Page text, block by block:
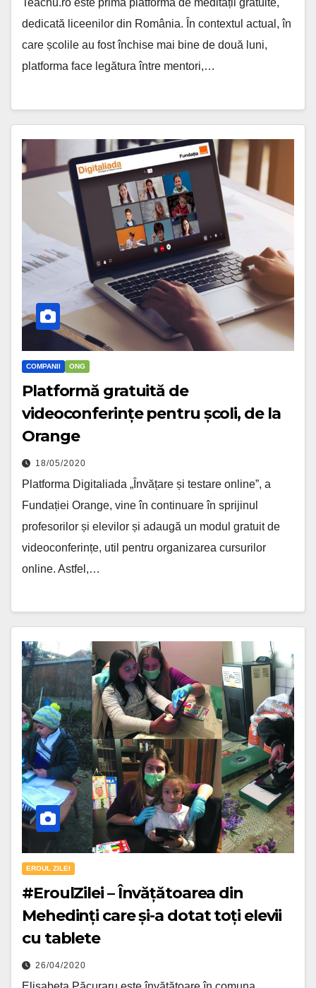
Teachu.ro este prima platformă de meditații gratuite,
dedicată liceenilor din România. În contextul actual, în
care școlile au fost închise mai bine de două luni,
platforma face legătura între mentori,…
COMPANII ONG
Platformă gratuită de
videoconferințe pentru școli, de la
Orange
18/05/2020
Platforma Digitaliada „Învățare și testare online”, a
Fundației Orange, vine în continuare în sprijinul
profesorilor și elevilor și adaugă un modul gratuit de
videoconferințe, util pentru organizarea cursurilor
online. Astfel,…
EROUL ZILEI
#EroulZilei – Învățătoarea din
Mehedinți care și-a dotat toți elevii
cu tablete
26/04/2020